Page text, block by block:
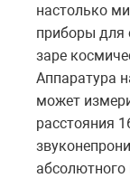
настолько
приборы для
заре
Аппаратура
может
расстояния
абсолютного